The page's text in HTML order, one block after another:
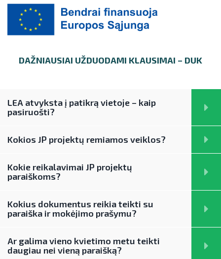
► PRIVAČIŲ ELEKTROMOBILIŲ ĮKROVIMO
PRIEIGŲ ĮRENGIMAS
► PARAMA ENERGIJOS KAUPIMO
SAUSUMOJE
paramai viešinti
Aktuali AEI statistika
Saulės elektrinių modulių ir elektros
energijos kaupimo įrenginių kainos
NENS įgyvendinimo stebėsena
TEIKTI IR VALDYTI PARAIŠKAS BEI MOKĖJIMO PRAŠYMUS
MOKĖJIMO PRAŠYMŲ FORMOS, DOKUMENTAI
ĮRENGIMAS
mokymų medžiaga
baigę galioti kvietimai teikti paraiškas
► PARAMA SAULĖS ELEKTRINĖMS SAUSUMOJE
REKLAMINIAI PAVEIKSLĖLIAI (BANERIAI) PARAMAI
VIEŠINTI
DAŽNIAUSIAI UŽDUODAMI KLAUSIMAI – DUK
LEA atvyksta į patikrą vietoje – kaip
pasiruošti?
Kokios JP projektų remiamos veiklos?
Kokie reikalavimai JP projektų
paraiškoms?
Kokius dokumentus reikia teikti su
paraiška ir mokėjimo prašymu?
Ar galima vieno kvietimo metu teikti
daugiau nei vieną paraišką?